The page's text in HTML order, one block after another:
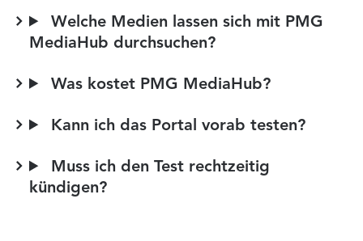
Welche Medien lassen sich mit PMG
MediaHub durchsuchen?
Was kostet PMG MediaHub?
Kann ich das Portal vorab testen?
Muss ich den Test rechtzeitig
kündigen?